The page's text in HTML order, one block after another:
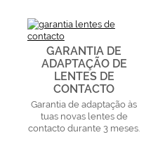
GARANTIA DE
ADAPTAÇÃO DE
LENTES DE
CONTACTO
Garantia de adaptação às
tuas novas lentes de
contacto durante 3 meses.